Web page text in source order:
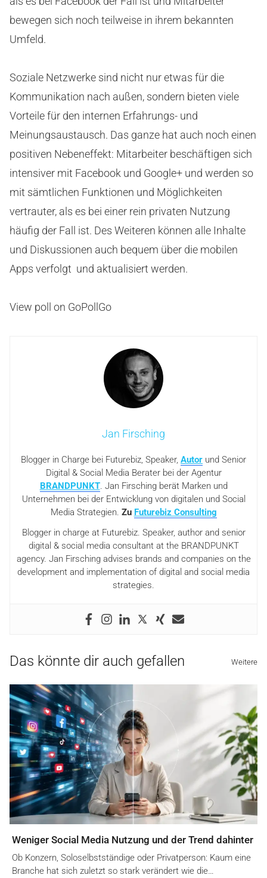
bewegen sich noch teilweise in ihrem bekannten
Umfeld.
Soziale Netzwerke sind nicht nur etwas für die
Kommunikation nach außen, sondern bieten viele
Vorteile für den internen Erfahrungs- und
Meinungsaustausch. Das ganze hat auch noch einen
positiven Nebeneffekt: Mitarbeiter beschäftigen sich
intensiver mit Facebook und Google+ und werden so
mit sämtlichen Funktionen und Möglichkeiten
vertrauter, als es bei einer rein privaten Nutzung
häufig der Fall ist. Des Weiteren können alle Inhalte
und Diskussionen auch bequem über die mobilen
Apps verfolgt und aktualisiert werden.
View poll on GoPollGo
Jan Firsching
Blogger in Charge bei Futurebiz, Speaker, Autor und Senior
Digital & Social Media Berater bei der Agentur
BRANDPUNKT. Jan Firsching berät Marken und
Unternehmen bei der Entwicklung von digitalen und Social
Media Strategien. Zu Futurebiz Consulting
Blogger in charge at Futurebiz. Speaker, author and senior
digital & social media consultant at the BRANDPUNKT
agency. Jan Firsching advises brands and companies on the
development and implementation of digital and social media
strategies.
Das könnte dir auch gefallen Weitere
Weniger Social Media Nutzung und der Trend dahinter
Ob Konzern, Soloselbstständige oder Privatperson: Kaum eine
Branche hat sich zuletzt so stark verändert wie die…